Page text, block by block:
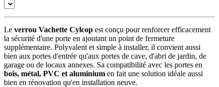
Le verrou Vachette Cylcop est conçu pour renforcer efficacement
la sécurité d'une porte en ajoutant un point de fermeture
supplémentaire. Polyvalent et simple à installer, il convient aussi
bien aux portes d'entrée qu'aux portes de cave, d'abri de jardin, de
garage ou de locaux annexes. Sa compatibilité avec les portes en
bois, métal, PVC et aluminium en fait une solution idéale aussi
bien en rénovation qu'en installation neuve.